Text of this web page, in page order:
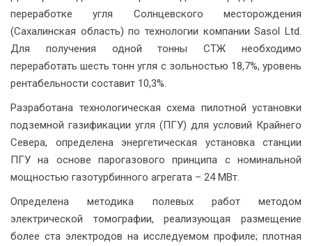
переработке угля Солнцевского месторождения
(Сахалинская область) по технологии компании Sasol Ltd.
Для получения одной тонны СТЖ необходимо
переработать шесть тонн угля с зольностью 18,7%, уровень
рентабельности составит 10,3%.
Разработана технологическая схема пилотной установки
подземной газификации угля (ПГУ) для условий Крайнего
Севера, определена энергетическая установка станции
ПГУ на основе парогазового принципа с номинальной
мощностью газотурбинного агрегата – 24 МВт.
Определена методика полевых работ методом
электрической томографии, реализующая размещение
более ста электродов на исследуемом профиле; плотная